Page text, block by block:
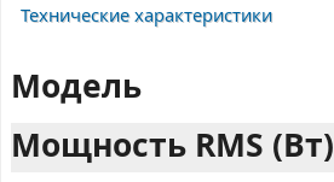
Технические характеристики
Модель
Мощность RMS (Вт)